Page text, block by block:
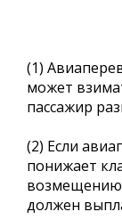
(1)
может
пассажир
(2) Если
понижает
должен